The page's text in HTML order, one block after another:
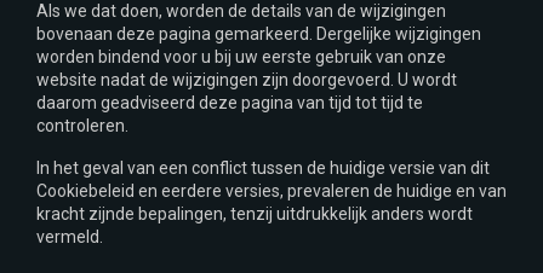
Als we dat doen, worden de details van de wijzigingen
bovenaan deze pagina gemarkeerd. Dergelijke wijzigingen
worden bindend voor u bij uw eerste gebruik van onze
website nadat de wijzigingen zijn doorgevoerd. U wordt
daarom geadviseerd deze pagina van tijd tot tijd te
controleren.
In het geval van een conflict tussen de huidige versie van dit
Cookiebeleid en eerdere versies, prevaleren de huidige en van
kracht zijnde bepalingen, tenzij uitdrukkelijk anders wordt
vermeld.